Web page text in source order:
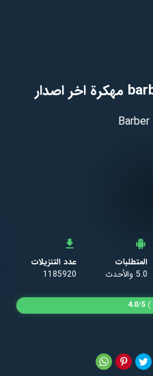
المتطلبات
5.0 والأحدث
عدد التنزيلات
1185920
)
4.0/5